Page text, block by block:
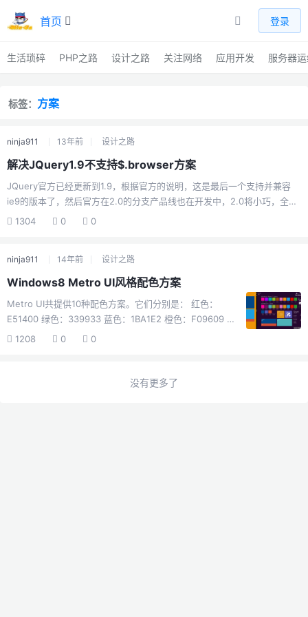
首页 登录
生活琐碎 PHP之路 设计之路 关注网络 应用开发 服务器
标签： 方案
ninja911 13年前 设计之路
解决JQuery1.9不支持$.browser方案
JQuery官方已经更新到1.9，根据官方的说明，这是最后一个支持并兼容
ie9的版本了，然后官方在2.0的分支产品线也在开发中，2.0将小巧，全面
支持html5+css3。最近2天在做Parallax Scrolliing，用了JQuery1.9最新
着急，我搜索了一下，并找到解决方案，现在分享给大家。方案一采用旧
版JQuery1.8.3,相关下载页面：http://jquery.com/download/方案二（推
1304 0 0
ninja911 14年前 设计之路
Windows8 Metro UI风格配色方案
Metro UI共提供10种配色方案。它们分别是： 红色：
E51400 绿色：339933 蓝色：1BA1E2 橙色：F09609 草
绿：8CBF26 湖蓝：00ABA9 洋红：FF0097 粉色：
在Metro UI的主题颜色之列，但是磁贴里面用就会显得很
1208 0 0
没有更多了